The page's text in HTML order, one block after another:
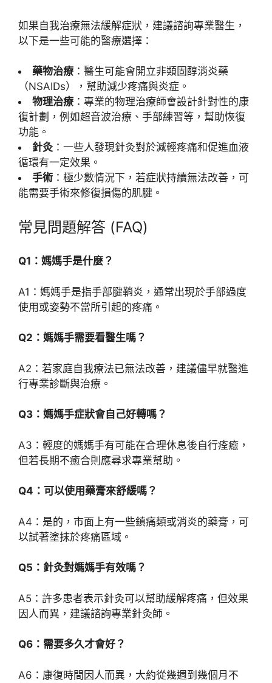
如果自我治療無法緩解症狀，建議諮詢專業醫生，
以下是一些可能的醫療選擇：
藥物治療：醫生可能會開立非類固醇消炎藥
（NSAIDs），幫助減少疼痛與炎症。
物理治療：專業的物理治療師會設計針對性的康
復計劃，例如超音波治療、手部練習等，幫助恢復
功能。
針灸 ：一些人發現針灸對於減輕疼痛和促進血液
循環有一定效果。
手術 ：極少數情況下，若症狀持續無法改善，可
能需要手術來修復損傷的肌腱。
常見問題解答 (FAQ)
Q1：媽媽手是什麼？
A1：媽媽手是指手部腱鞘炎，通常出現於手部過度
使用或姿勢不當所引起的疼痛。
Q2：媽媽手需要看醫生嗎？
A2：若家庭自我療法已無法改善，建議儘早就醫進
行專業診斷與治療。
Q3：媽媽手症狀會自己好轉嗎？
A3：輕度的媽媽手有可能在合理休息後自行痊癒，
但若長期不癒合則應尋求專業幫助。
Q4：可以使用藥膏來舒緩嗎？
A4：是的，市面上有一些鎮痛類或消炎的藥膏，可
以試著塗抹於疼痛區域。
Q5：針灸對媽媽手有效嗎？
A5：許多患者表示針灸可以幫助緩解疼痛，但效果
因人而異，建議諮詢專業針灸師。
Q6：需要多久才會好？
A6：康復時間因人而異，大約從幾週到幾個月不